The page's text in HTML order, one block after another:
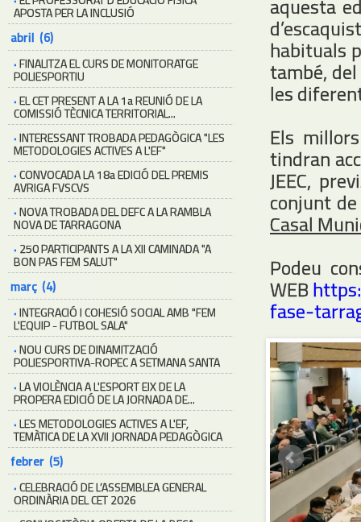
APOSTA PER LA INCLUSIÓ
abril (6)
·FINALITZA EL CURS DE MONITORATGE
POLIESPORTIU
·EL CET PRESENT A LA 1a REUNIÓ DE LA
COMISSIÓ TÈCNICA TERRITORIAL...
·INTERESSANT TROBADA PEDAGÒGICA "LES
METODOLOGIES ACTIVES A L'EF"
·CONVOCADA LA 18a EDICIÓ DEL PREMIS
AVRIGA FVSCVS
·NOVA TROBADA DEL DEFC A LA RAMBLA
NOVA DE TARRAGONA
· 250 PARTICIPANTS A LA XII CAMINADA "A
BON PAS FEM SALUT"
març (4)
·INTEGRACIÓ I COHESIÓ SOCIAL AMB "FEM
L'EQUIP - FUTBOL SALA"
·NOU CURS DE DINAMITZACIÓ
POLIESPORTIVA-ROPEC A SETMANA SANTA
·LA VIOLÈNCIA A L'ESPORT EIX DE LA
PROPERA EDICIÓ DE LA JORNADA DE...
·LES METODOLOGIES ACTIVES A L'EF,
TEMÀTICA DE LA XVII JORNADA PEDAGÒGICA
febrer (5)
·CELEBRACIÓ DE L’ASSEMBLEA GENERAL
ORDINÀRIA DEL CET 2026
aquesta
habituals
també,
les
Els
tindran
JEEC,
conjunt
Casal
Podeu
WEB
fase-